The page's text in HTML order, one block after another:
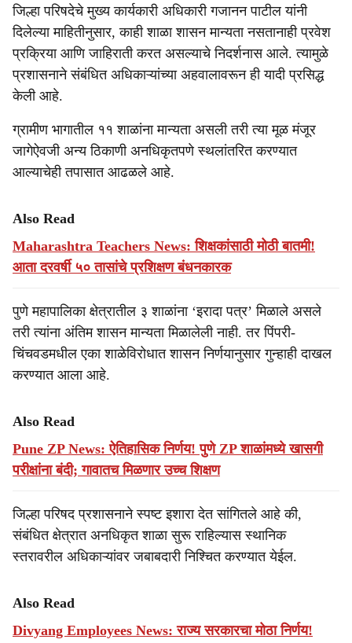
जिल्हा परिषदेचे मुख्य कार्यकारी अधिकारी गजानन पाटील यांनी
दिलेल्या माहितीनुसार, काही शाळा शासन मान्यता नसतानाही प्रवेश
प्रक्रिया आणि जाहिराती करत असल्याचे निदर्शनास आले. त्यामुळे
प्रशासनाने संबंधित अधिकाऱ्यांच्या अहवालावरून ही यादी प्रसिद्ध
केली आहे.
ग्रामीण भागातील ११ शाळांना मान्यता असली तरी त्या मूळ मंजूर
जागेऐवजी अन्य ठिकाणी अनधिकृतपणे स्थलांतरित करण्यात
आल्याचेही तपासात आढळले आहे.
Also Read
Maharashtra Teachers News: शिक्षकांसाठी मोठी बातमी!
आता दरवर्षी ५० तासांचे प्रशिक्षण बंधनकारक
पुणे महापालिका क्षेत्रातील ३ शाळांना ‘इरादा पत्र’ मिळाले असले
तरी त्यांना अंतिम शासन मान्यता मिळालेली नाही. तर पिंपरी-
चिंचवडमधील एका शाळेविरोधात शासन निर्णयानुसार गुन्हाही दाखल
करण्यात आला आहे.
Also Read
Pune ZP News: ऐतिहासिक निर्णय! पुणे ZP शाळांमध्ये खासगी
परीक्षांना बंदी; गावातच मिळणार उच्च शिक्षण
जिल्हा परिषद प्रशासनाने स्पष्ट इशारा देत सांगितले आहे की,
संबंधित क्षेत्रात अनधिकृत शाळा सुरू राहिल्यास स्थानिक
स्तरावरील अधिकाऱ्यांवर जबाबदारी निश्चित करण्यात येईल.
Also Read
Divyang Employees News: राज्य सरकारचा मोठा निर्णय!